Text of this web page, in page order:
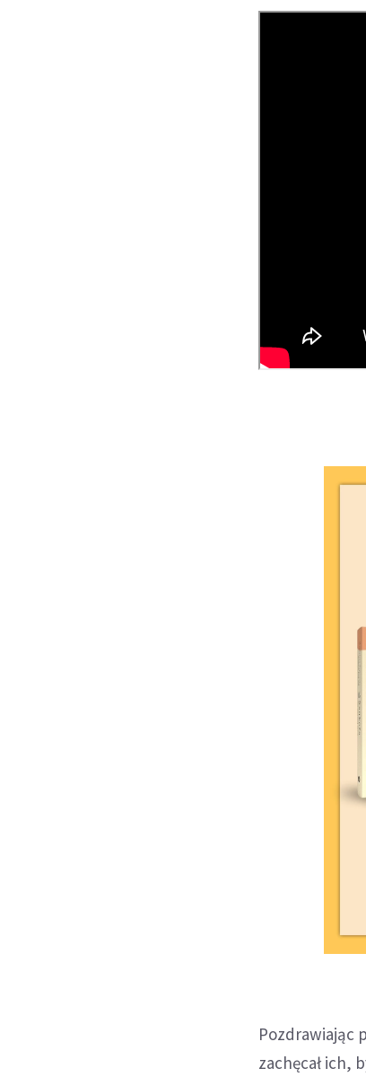
Pozdrawiając
zachęcał ich,